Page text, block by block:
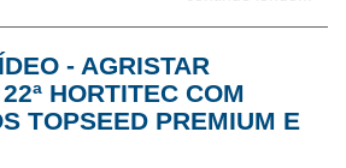
- AGRISTAR
HORTITEC COM
TOPSEED PREMIUM E